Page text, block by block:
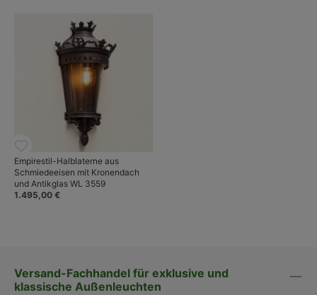
Empirestil-Halblaterne aus
Schmiedeeisen mit Kronendach
und Antikglas WL 3559
1.495,00 €
Versand-Fachhandel für exklusive und
klassische Außenleuchten